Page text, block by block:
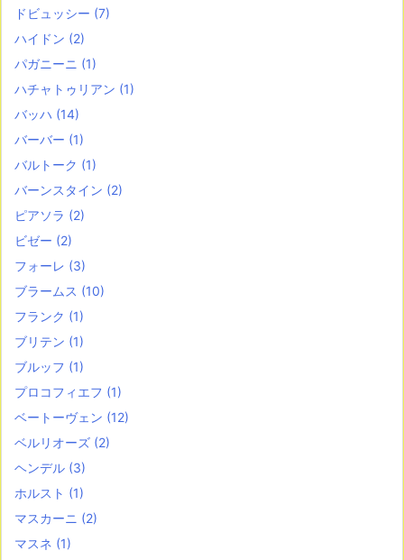
ドビュッシー (7)
ハイドン (2)
パガニーニ (1)
ハチャトゥリアン (1)
バッハ (14)
バーバー (1)
バルトーク (1)
バーンスタイン (2)
ピアソラ (2)
ビゼー (2)
フォーレ (3)
ブラームス (10)
フランク (1)
ブリテン (1)
ブルッフ (1)
プロコフィエフ (1)
ベートーヴェン (12)
ベルリオーズ (2)
ヘンデル (3)
ホルスト (1)
マスカーニ (2)
マスネ (1)